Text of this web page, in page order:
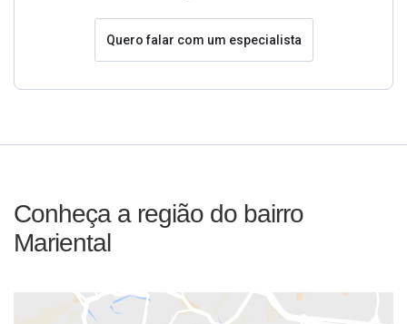
Quero falar com um especialista
Conheça a região do bairro
Mariental